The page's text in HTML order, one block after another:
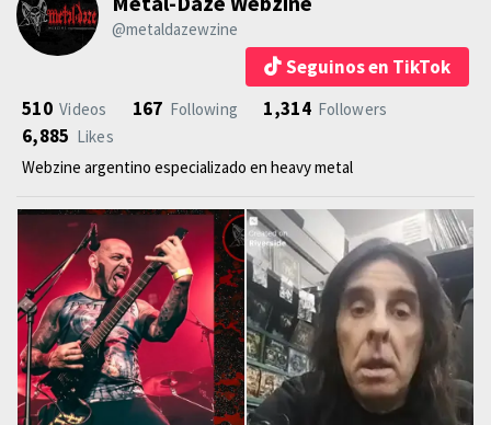
@metaldazewzine
Seguinos en TikTok
510 Videos 167 Following 1,314 Followers
6,885 Likes
Webzine argentino especializado en heavy metal